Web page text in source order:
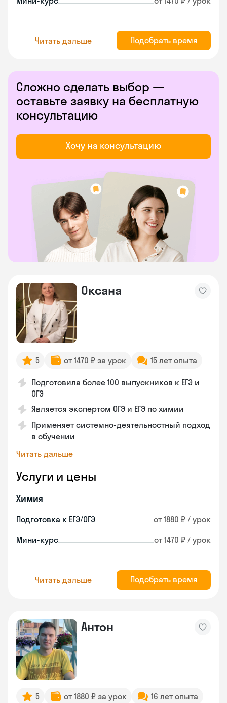
Читать дальше Подобрать время
Сложно сделать выбор —
оставьте заявку на бесплатную
консультацию
Хочу на консультацию
Оксана
5 от 1470 ₽ за урок 15 лет опыта
Подготовила более 100 выпускников к ЕГЭ и
ОГЭ
Является экспертом ОГЭ и ЕГЭ по химии
Применяет системно-деятельностный подход
в обучении
Читать дальше
Услуги и цены
Химия
Подготовка к ЕГЭ/ОГЭ от 1880 ₽ / урок
Мини-курс от 1470 ₽ / урок
Читать дальше Подобрать время
Антон
5 от 1880 ₽ за урок 16 лет опыта